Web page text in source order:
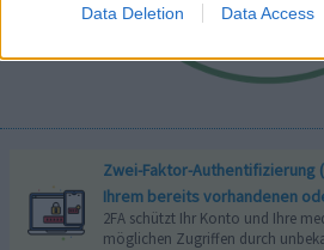
Data Deletion Data Access
Zwei-Faktor-Authentifizierung
Ihrem bereits vorhandenen
2FA schützt Ihr Konto und Ihre
möglichen Zugriffen durch